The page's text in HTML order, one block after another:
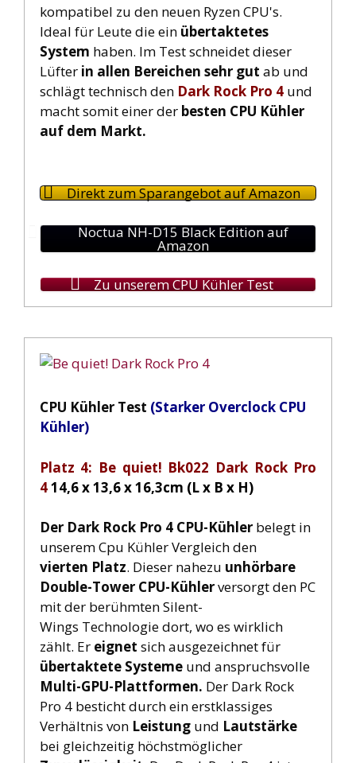
kompatibel zu den neuen Ryzen CPU's.
Ideal für Leute die ein übertaktetes
System haben. Im Test schneidet dieser
Lüfter in allen Bereichen sehr gut ab und
schlägt technisch den Dark Rock Pro 4und
macht somit einer der besten CPU Kühler
auf dem Markt.
Direkt zum Sparangebot auf Amazon
Noctua NH-D15 Black Edition auf
Amazon
Zu unserem CPU Kühler Test
CPU Kühler Test (Starker Overclock CPU
Kühler)
Platz 4: Be quiet! Bk022 Dark Rock Pro
414,6 x 13,6 x 16,3cm (L x B x H)
Der Dark Rock Pro 4 CPU-Kühler belegt in
unserem Cpu Kühler Vergleich den
vierten Platz. Dieser nahezu unhörbare
Double-Tower CPU-Kühlerversorgt den PC
mit der berühmten Silent-
Wings Technologie dort, wo es wirklich
zählt. Er eignet sich ausgezeichnet für
übertaktete Systemeund anspruchsvolle
Multi-GPU-Plattformen. Der Dark Rock
Pro 4 besticht durch ein erstklassiges
Verhältnis von Leistungund Lautstärke
bei gleichzeitig höchstmöglicher